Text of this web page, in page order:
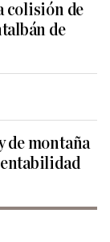
colisión de
de
de montaña